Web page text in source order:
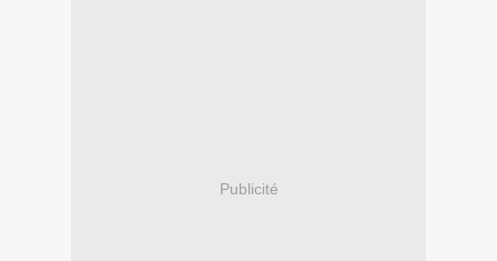
Publicité